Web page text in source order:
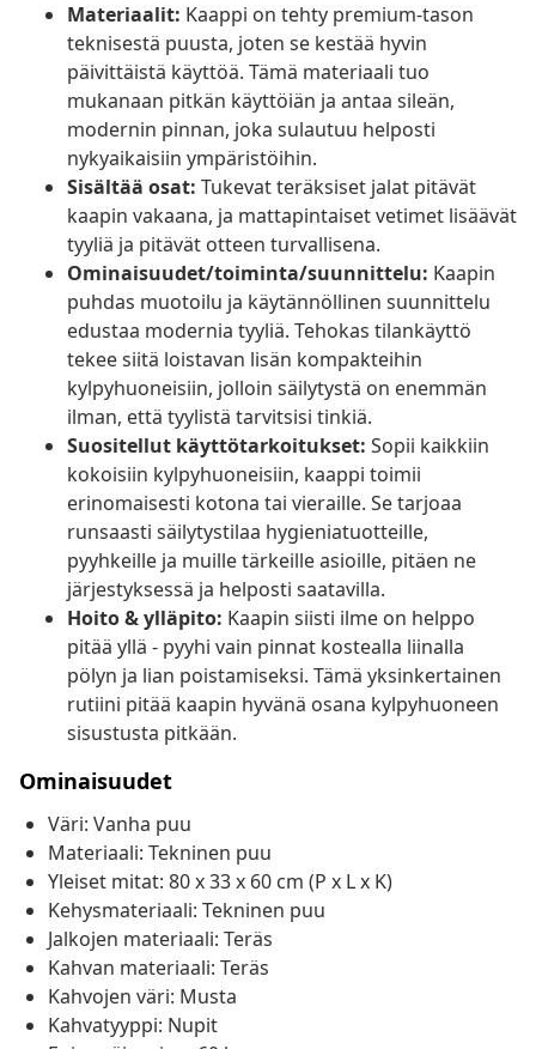
Materiaalit: Kaappi on tehty premium-tason
teknisestä puusta, joten se kestää hyvin
päivittäistä käyttöä. Tämä materiaali tuo
mukanaan pitkän käyttöiän ja antaa sileän,
modernin pinnan, joka sulautuu helposti
nykyaikaisiin ympäristöihin.
Sisältää osat: Tukevat teräksiset jalat pitävät
kaapin vakaana, ja mattapintaiset vetimet lisäävät
tyyliä ja pitävät otteen turvallisena.
Ominaisuudet/toiminta/suunnittelu: Kaapin
puhdas muotoilu ja käytännöllinen suunnittelu
edustaa modernia tyyliä. Tehokas tilankäyttö
tekee siitä loistavan lisän kompakteihin
kylpyhuoneisiin, jolloin säilytystä on enemmän
ilman, että tyylistä tarvitsisi tinkiä.
Suositellut käyttötarkoitukset: Sopii kaikkiin
kokoisiin kylpyhuoneisiin, kaappi toimii
erinomaisesti kotona tai vieraille. Se tarjoaa
runsaasti säilytystilaa hygieniatuotteille,
pyyhkeille ja muille tärkeille asioille, pitäen ne
järjestyksessä ja helposti saatavilla.
Hoito & ylläpito: Kaapin siisti ilme on helppo
pitää yllä - pyyhi vain pinnat kostealla liinalla
pölyn ja lian poistamiseksi. Tämä yksinkertainen
rutiini pitää kaapin hyvänä osana kylpyhuoneen
sisustusta pitkään.
Ominaisuudet
Väri: Vanha puu
Materiaali: Tekninen puu
Yleiset mitat: 80 x 33 x 60 cm (P x L x K)
Kehysmateriaali: Tekninen puu
Jalkojen materiaali: Teräs
Kahvan materiaali: Teräs
Kahvojen väri: Musta
Kahvatyyppi: Nupit